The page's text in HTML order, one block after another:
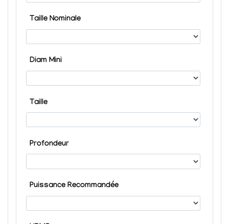
Taille Nominale
Diam Mini
Taille
Profondeur
Puissance Recommandée